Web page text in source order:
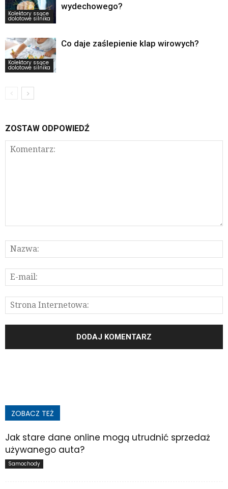
Kolektory ssące
dolotowe silnika
wydechowego?
Kolektory ssące
dolotowe silnika
Co daje zaślepienie klap wirowych?
ZOSTAW ODPOWIEDŹ
ZOBACZ TEŻ
Jak stare dane online mogą utrudnić sprzedaż
używanego auta?
Samochody